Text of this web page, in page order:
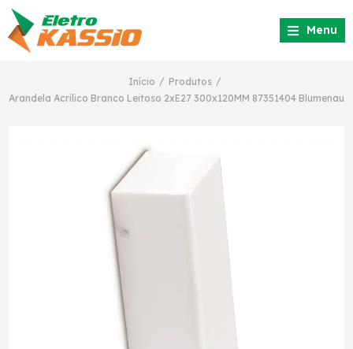
Menu
Início / Produtos /
Arandela Acrilico Branco Leitoso 2xE27 300x120MM 87351404 Blumenau